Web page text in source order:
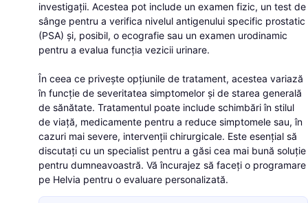
investigații. Acestea pot include un examen fizic, un test de
sânge pentru a verifica nivelul antigenului specific prostatic
(PSA) și, posibil, o ecografie sau un examen urodinamic
pentru a evalua funcția vezicii urinare.
În ceea ce privește opțiunile de tratament, acestea variază
în funcție de severitatea simptomelor și de starea generală
de sănătate. Tratamentul poate include schimbări în stilul
de viață, medicamente pentru a reduce simptomele sau, în
cazuri mai severe, intervenții chirurgicale. Este esențial să
discutați cu un specialist pentru a găsi cea mai bună soluție
pentru dumneavoastră. Vă încurajez să faceți o programare
pe Helvia pentru o evaluare personalizată.